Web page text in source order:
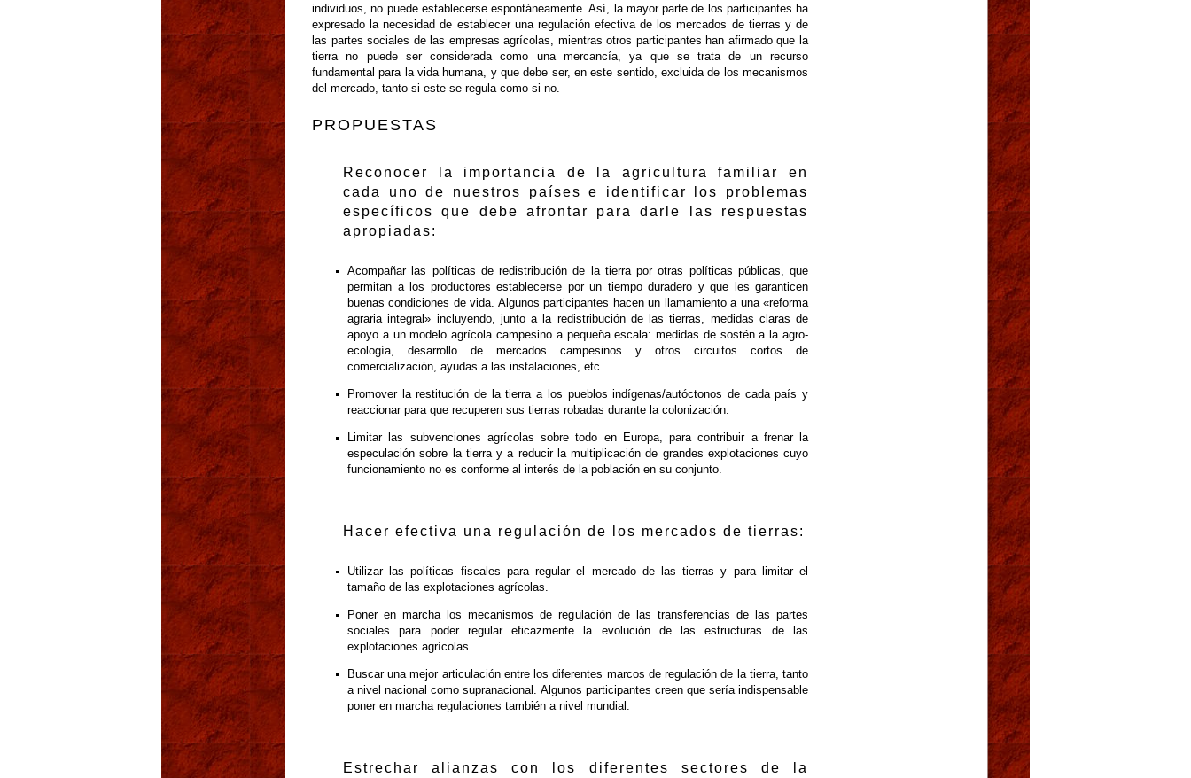
individuos, no puede establecerse espontáneamente. Así, la mayor parte de los participantes ha
expresado la necesidad de establecer una regulación efectiva de los mercados de tierras y de
las partes sociales de las empresas agrícolas, mientras otros participantes han afirmado que la
tierra no puede ser considerada como una mercancía, ya que se trata de un recurso
fundamental para la vida humana, y que debe ser, en este sentido, excluida de los mecanismos
del mercado, tanto si este se regula como si no.
PROPUESTAS
Reconocer la importancia de la agricultura familiar en
cada uno de nuestros países e identificar los problemas
específicos que debe afrontar para darle las respuestas
apropiadas:
Acompañar las políticas de redistribución de la tierra por otras políticas públicas, que
permitan a los productores establecerse por un tiempo duradero y que les garanticen
buenas condiciones de vida. Algunos participantes hacen un llamamiento a una «reforma
agraria integral» incluyendo, junto a la redistribución de las tierras, medidas claras de
apoyo a un modelo agrícola campesino a pequeña escala: medidas de sostén a la agro-
ecología, desarrollo de mercados campesinos y otros circuitos cortos de
comercialización, ayudas a las instalaciones, etc.
Promover la restitución de la tierra a los pueblos indígenas/autóctonos de cada país y
reaccionar para que recuperen sus tierras robadas durante la colonización.
Limitar las subvenciones agrícolas sobre todo en Europa, para contribuir a frenar la
especulación sobre la tierra y a reducir la multiplicación de grandes explotaciones cuyo
funcionamiento no es conforme al interés de la población en su conjunto.
Hacer efectiva una regulación de los mercados de tierras:
Utilizar las políticas fiscales para regular el mercado de las tierras y para limitar el
tamaño de las explotaciones agrícolas.
Poner en marcha los mecanismos de regulación de las transferencias de las partes
sociales para poder regular eficazmente la evolución de las estructuras de las
explotaciones agrícolas.
Buscar una mejor articulación entre los diferentes marcos de regulación de la tierra, tanto
a nivel nacional como supranacional. Algunos participantes creen que sería indispensable
poner en marcha regulaciones también a nivel mundial.
Estrechar alianzas con los diferentes sectores de la